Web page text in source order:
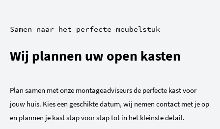
Samen naar het perfecte meubelstuk
Wij plannen uw open kasten
Plan samen met onze montageadviseurs de perfecte kast voor
jouw huis. Kies een geschikte datum, wij nemen contact met je op
en plannen je kast stap voor stap tot in het kleinste detail.